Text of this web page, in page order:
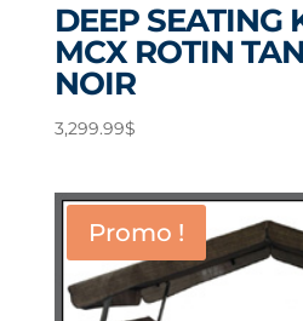
DEEP SEATING
MCX ROTIN
NOIR
3,299.99$
Promo !